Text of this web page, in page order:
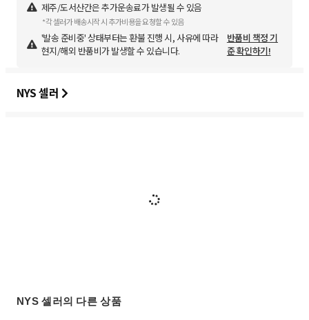
제주/도서산간은 추가운송료가 발생될 수 있음
*각 셀러가 배송시작 시 추가비용을 요청할 수 있음
'발송 준비중' 상태부터는 환불 진행 시, 사유에 따라
현지/해외 반품비가 발생할 수 있습니다.
반품비 책정 기
준 확인하기!
NYS 셀러
NYS 셀러의 다른 상품